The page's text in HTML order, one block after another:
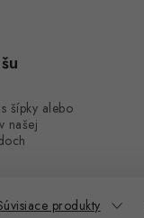
šípky alebo
našej
produkty